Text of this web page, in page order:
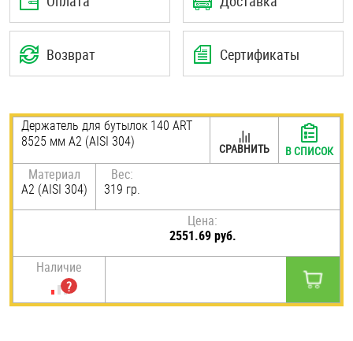
Хомуты
Шайбы
Шпильки
Шплинты
Штифты и пальцы
Возврат Сертификаты
Держатель для бутылок 140 ART
8525 мм А2 (AISI 304)
Материал
А2 (AISI 304)
Вес:
319 гр.
Цена:
2551.69 руб.
Наличие
СРАВНИТЬ В СПИСОК